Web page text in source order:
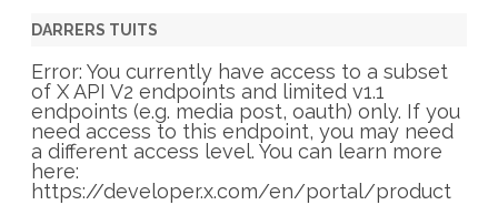
g
r
i
e
s
DARRERS TUITS
Error: You currently have access to a subset
of X API V2 endpoints and limited v1.1
endpoints (e.g. media post, oauth) only. If you
need access to this endpoint, you may need
a different access level. You can learn more
here:
https://developer.x.com/en/portal/product